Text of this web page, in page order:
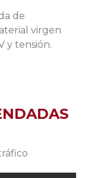
de
virgen
y tensión.